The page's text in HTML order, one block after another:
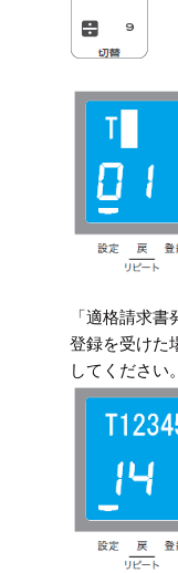
「適格請求
登録を受けた
してください。